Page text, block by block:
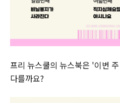
프리 뉴스쿨의 뉴스북은 '이번
다를까요?